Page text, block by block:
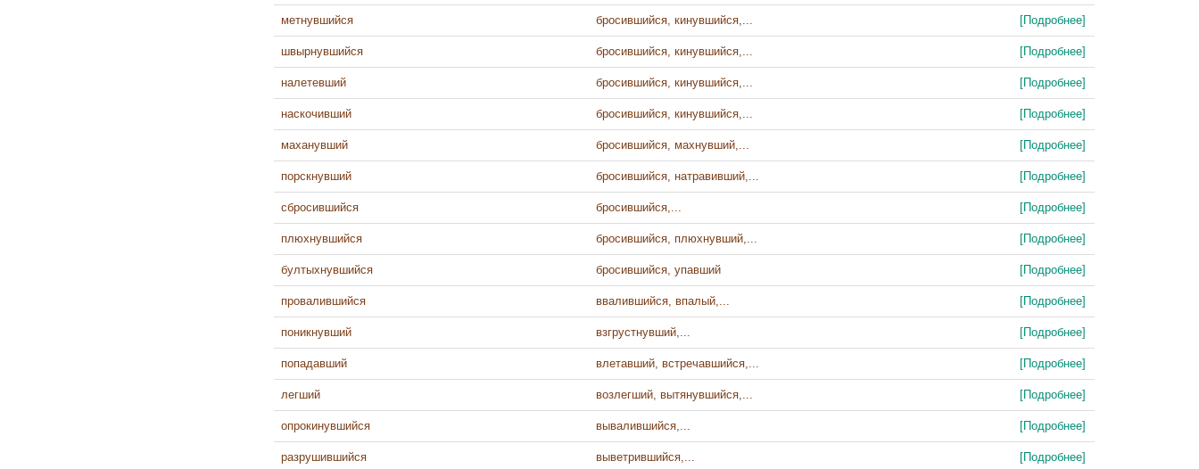
метнувшийся бросившийся, кинувшийся,... [Подробнее]
швырнувшийся бросившийся, кинувшийся,... [Подробнее]
налетевший бросившийся, кинувшийся,... [Подробнее]
наскочивший бросившийся, кинувшийся,... [Подробнее]
маханувший бросившийся, махнувший,... [Подробнее]
порскнувший бросившийся, натравивший,... [Подробнее]
сбросившийся бросившийся,... [Подробнее]
плюхнувшийся бросившийся, плюхнувший,... [Подробнее]
бултыхнувшийся бросившийся, упавший [Подробнее]
провалившийся ввалившийся, впалый,... [Подробнее]
поникнувший взгрустнувший,... [Подробнее]
попадавший влетавший, встречавшийся,... [Подробнее]
легший возлегший, вытянувшийся,... [Подробнее]
опрокинувшийся вывалившийся,... [Подробнее]
разрушившийся выветрившийся,... [Подробнее]